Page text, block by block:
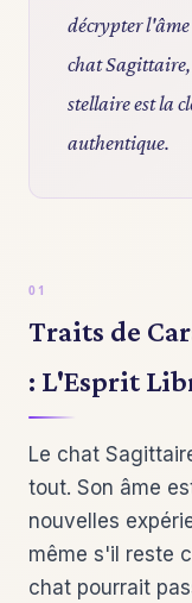
décrypter
chat
stellaire est la
authentique.
Traits de
: L'Esprit
Le chat
tout. Son âme
nouvelles
même s'il reste
chat pourrait